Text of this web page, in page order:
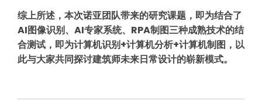
综上所述，本次诺亚团队带来的研究课题，即为结合了
AI图像识别、AI专家系统、RPA制图三种成熟技术的结
合测试，即为计算机识别+计算机分析+计算机制图，以
此与大家共同探讨建筑师未来日常设计的崭新模式。